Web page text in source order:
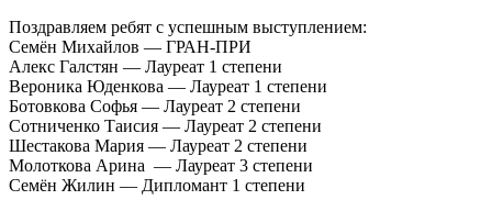
Поздравляем ребят с успешным выступлением:
Семён Михайлов — ГРАН-ПРИ
Алекс Галстян — Лауреат 1 степени
Вероника Юденкова — Лауреат 1 степени
Ботовкова Софья — Лауреат 2 степени
Сотниченко Таисия — Лауреат 2 степени
Шестакова Мария — Лауреат 2 степени
Молоткова Арина — Лауреат 3 степени
Семён Жилин — Дипломант 1 степени